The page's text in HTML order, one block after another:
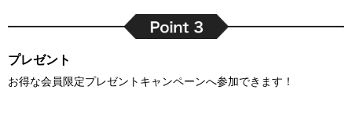
プレゼント
お得な会員限定プレゼントキャンペーンへ参加できます！